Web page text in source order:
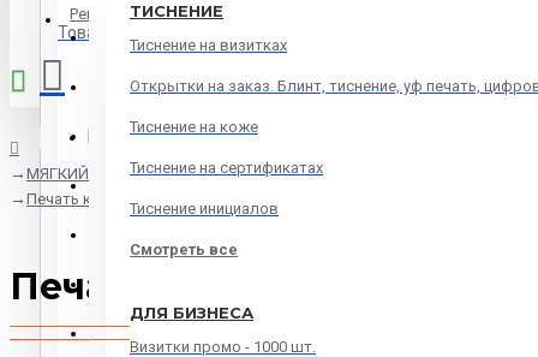
ДЛЯ МЕДИЦИНЫ
ИНЖЕНЕРНАЯ ПЕЧАТЬ
КАЛЕНДАРИ
МЯГКИЙ ПЕРЕПЛЕТ
Товаров: 0 (0.00р.)
Ваша корзина пуста!
ТИСНЕНИЕ
Тиснение на визитках
Открытки на заказ. Блинт, тиснение, уф печать,
Тиснение на коже
Тиснение на сертификатах
Тиснение инициалов
Смотреть все
ДЛЯ БИЗНЕСА
Визитки промо - 1000 шт.
Регистрация
МЯГКИЙ ПЕРЕПЛЕТ
Печать книг малым тиражом
Печать книг малым